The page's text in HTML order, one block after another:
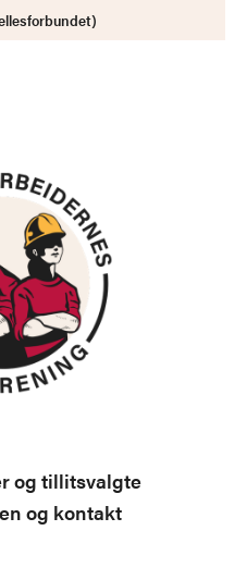
og tillitsvalgte
og kontakt